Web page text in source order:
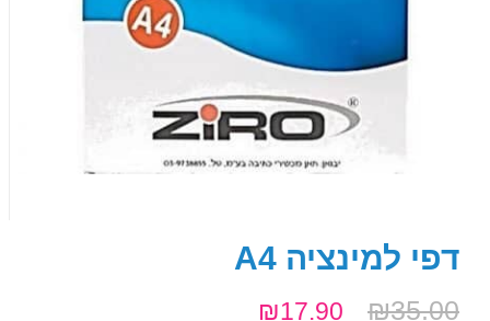
דפי למינציה A4
₪35.00
₪17.90